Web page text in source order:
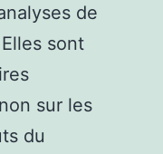
de
sont
sur les
du